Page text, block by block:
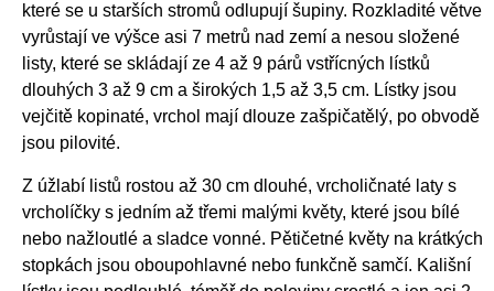
které se u starších stromů odlupují šupiny. Rozkladité větve
vyrůstají ve výšce asi 7 metrů nad zemí a nesou složené
listy, které se skládají ze 4 až 9 párů vstřícných lístků
dlouhých 3 až 9 cm a širokých 1,5 až 3,5 cm. Lístky jsou
vejčitě kopinaté, vrchol mají dlouze zašpičatělý, po obvodě
jsou pilovité.
Z úžlabí listů rostou až 30 cm dlouhé, vrcholičnaté laty s
vrcholíčky s jedním až třemi malými květy, které jsou bílé
nebo nažloutlé a sladce vonné. Pětičetné květy na krátkých
stopkách jsou oboupohlavné nebo funkčně samčí. Kališní